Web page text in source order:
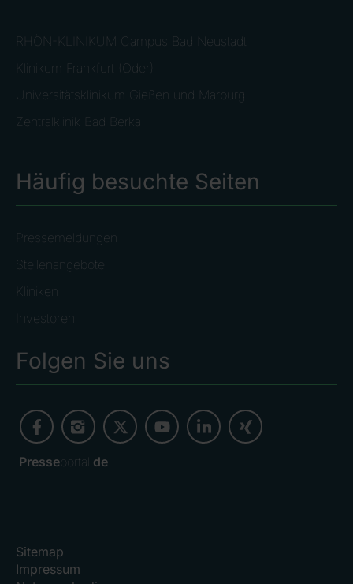
RHÖN-KLINIKUM Campus Bad Neustadt
Klinikum Frankfurt (Oder)
Universitätsklinikum Gießen und Marburg
Zentralklinik Bad Berka
Häufig besuchte Seiten
Pressemeldungen
Stellenangebote
Kliniken
Investoren
Folgen Sie uns
Presseportal. de
Sitemap
Impressum